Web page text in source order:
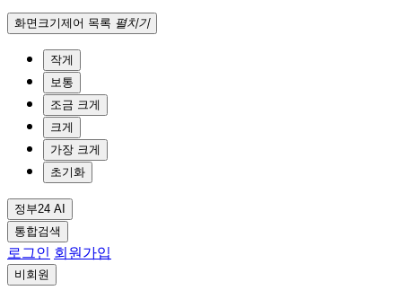
화면크기제어 목록 펼치기
작게
보통
조금 크게
크게
가장 크게
초기화
정부24 AI
통합검색
로그인 회원가입
비회원